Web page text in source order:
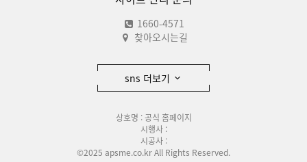
1660-4571
찾아오시는길
sns 더보기
상호명 : 공식 홈페이지
시행사 :
시공사 :
©2025 apsme.co.kr All Rights Reserved.